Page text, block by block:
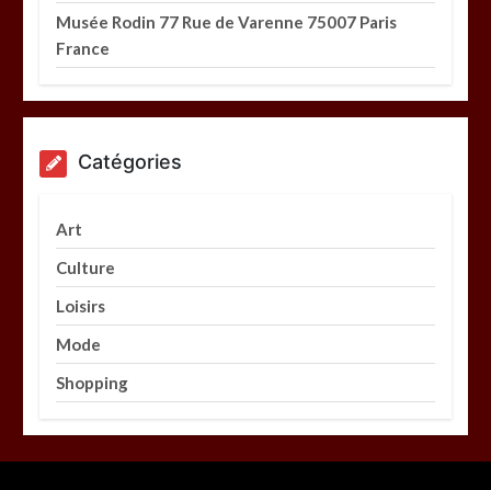
Musée Rodin 77 Rue de Varenne 75007 Paris
France
Catégories
Art
Culture
Loisirs
Mode
Shopping